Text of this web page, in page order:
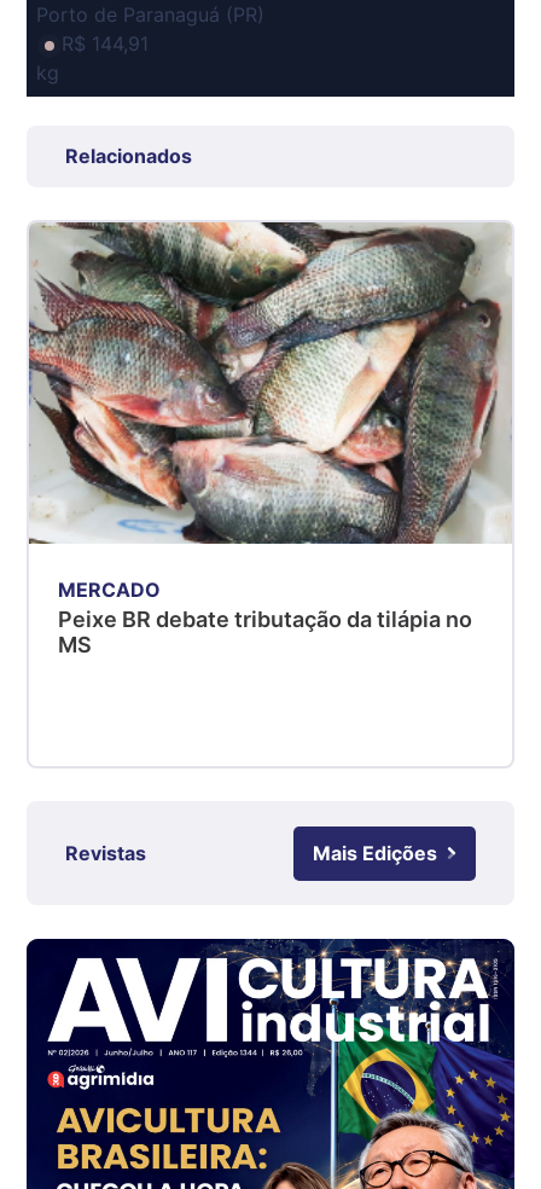
Porto de Paranaguá (PR)
R$ 144,91
kg
R$ 7,53
Suíno - Estadual
SP
R$ 5,08
kg
Suíno - Estadual
MG
R$ 5,07
Suíno - Estadual
PR
R$ 4,53
Suíno - Estadual
SC
RS
Ovo Branco - Regional
Ovo Branco - Regional
Branco
R$ 144,99
cx
Ovo Vermelho - Regional
Grande São Paulo (SP)
R$ 153,38
Relacionados
MERCADO
Peixe BR debate tributação da tilápia no
MS
Revistas Mais Edições